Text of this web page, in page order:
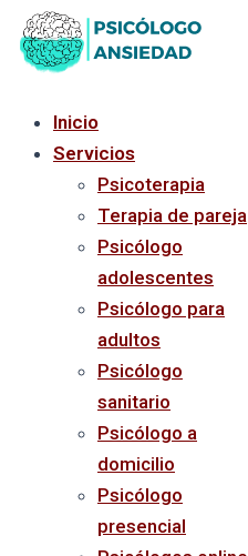
al
contenido
Inicio
Servicios
Psicoterapia
Terapia de pareja
Psicólogo
adolescentes
Psicólogo para
adultos
Psicólogo
sanitario
Psicólogo a
domicilio
Psicólogo
presencial